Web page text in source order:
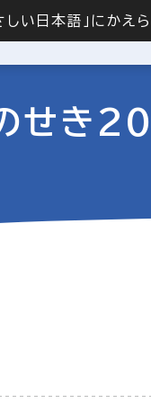
さしい日本語」にかえ
せき